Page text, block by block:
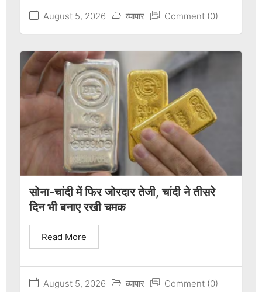
August 5, 2026 व्यापार Comment (0)
सोना-चांदी में फिर जोरदार तेजी, चांदी ने तीसरे
दिन भी बनाए रखी चमक
August 5, 2026 व्यापार Comment (0)
Read More